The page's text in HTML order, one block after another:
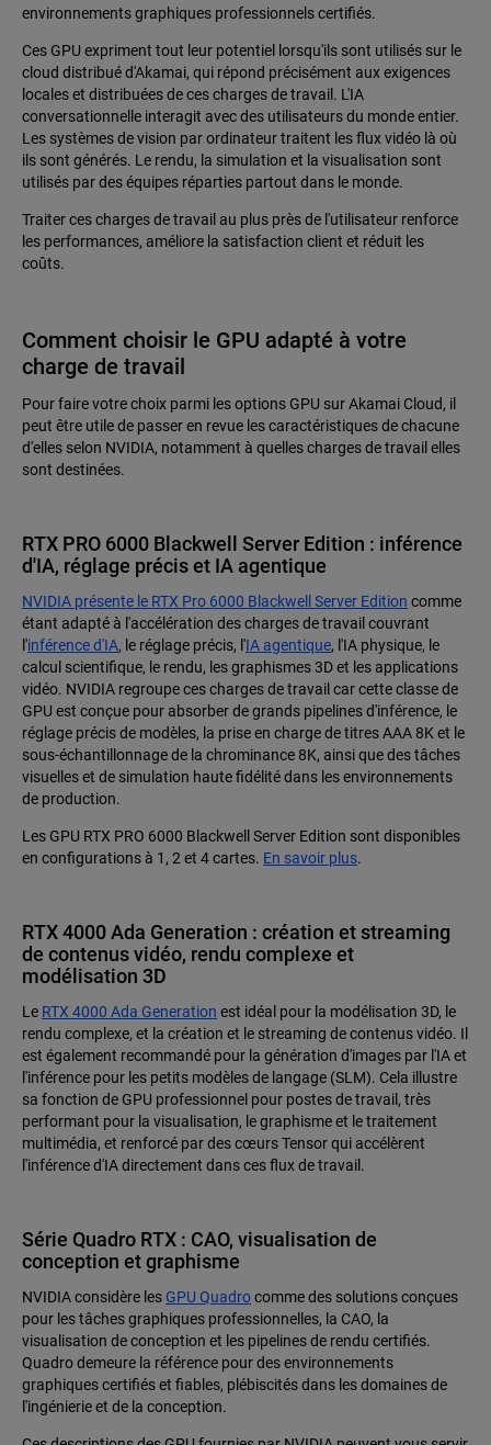
environnements graphiques professionnels certifiés.
Ces GPU expriment tout leur potentiel lorsqu'ils sont utilisés sur le
cloud distribué d'Akamai, qui répond précisément aux exigences
locales et distribuées de ces charges de travail. L'IA
conversationnelle interagit avec des utilisateurs du monde entier.
Les systèmes de vision par ordinateur traitent les flux vidéo là où
ils sont générés. Le rendu, la simulation et la visualisation sont
utilisés par des équipes réparties partout dans le monde.
Traiter ces charges de travail au plus près de l'utilisateur renforce
les performances, améliore la satisfaction client et réduit les
coûts.
Comment choisir le GPU adapté à votre
charge de travail
Pour faire votre choix parmi les options GPU sur Akamai Cloud, il
peut être utile de passer en revue les caractéristiques de chacune
d'elles selon NVIDIA, notamment à quelles charges de travail elles
sont destinées.
RTX PRO 6000 Blackwell Server Edition : inférence
d'IA, réglage précis et IA agentique
NVIDIA présente le RTX Pro 6000 Blackwell Server Edition comme
étant adapté à l'accélération des charges de travail couvrant
l'inférence d'IA, le réglage précis, l'IA agentique, l'IA physique, le
calcul scientifique, le rendu, les graphismes 3D et les applications
vidéo. NVIDIA regroupe ces charges de travail car cette classe de
GPU est conçue pour absorber de grands pipelines d'inférence, le
réglage précis de modèles, la prise en charge de titres AAA 8K et le
sous-échantillonnage de la chrominance 8K, ainsi que des tâches
visuelles et de simulation haute fidélité dans les environnements
de production.
Les GPU RTX PRO 6000 Blackwell Server Edition sont disponibles
en configurations à 1, 2 et 4 cartes. En savoir plus.
RTX 4000 Ada Generation : création et streaming
de contenus vidéo, rendu complexe et
modélisation 3D
Le RTX 4000 Ada Generation est idéal pour la modélisation 3D, le
rendu complexe, et la création et le streaming de contenus vidéo. Il
est également recommandé pour la génération d'images par l'IA et
l'inférence pour les petits modèles de langage (SLM). Cela illustre
sa fonction de GPU professionnel pour postes de travail, très
performant pour la visualisation, le graphisme et le traitement
multimédia, et renforcé par des cœurs Tensor qui accélèrent
l'inférence d'IA directement dans ces flux de travail.
Série Quadro RTX : CAO, visualisation de
conception et graphisme
NVIDIA considère les GPU Quadrocomme des solutions conçues
pour les tâches graphiques professionnelles, la CAO, la
visualisation de conception et les pipelines de rendu certifiés.
Quadro demeure la référence pour des environnements
graphiques certifiés et fiables, plébiscités dans les domaines de
l'ingénierie et de la conception.